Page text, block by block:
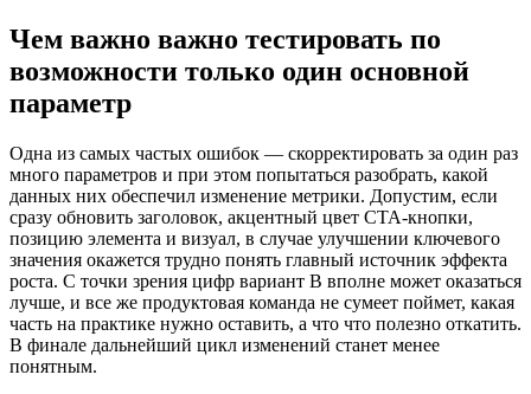
Чем важно важно тестировать по
возможности только один основной
параметр
Одна из самых частых ошибок — скорректировать за один раз
много параметров и при этом попытаться разобрать, какой
данных них обеспечил изменение метрики. Допустим, если
сразу обновить заголовок, акцентный цвет CTA-кнопки,
позицию элемента и визуал, в случае улучшении ключевого
значения окажется трудно понять главный источник эффекта
роста. С точки зрения цифр вариант B вполне может оказаться
лучше, и все же продуктовая команда не сумеет поймет, какая
часть на практике нужно оставить, а что что полезно откатить.
В финале дальнейший цикл изменений станет менее
понятным.